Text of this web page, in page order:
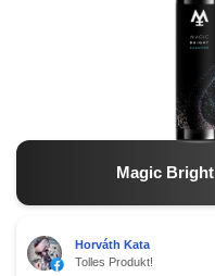
Magic
Horváth Kata
Tolles Produkt!